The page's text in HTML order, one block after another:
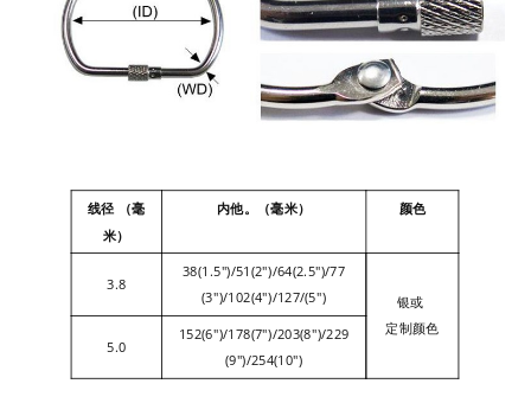
运输方式 联昊通快递、顺丰快递、德邦物流等
线径 （毫
米）
内他。（毫米） 颜色
3.8
38(1.5")/51(2")/64(2.5")/77
(3")/102(4")/127/(5")
银或
定制颜色
5.0
152(6")/178(7")/203(8")/229
(9")/254(10")